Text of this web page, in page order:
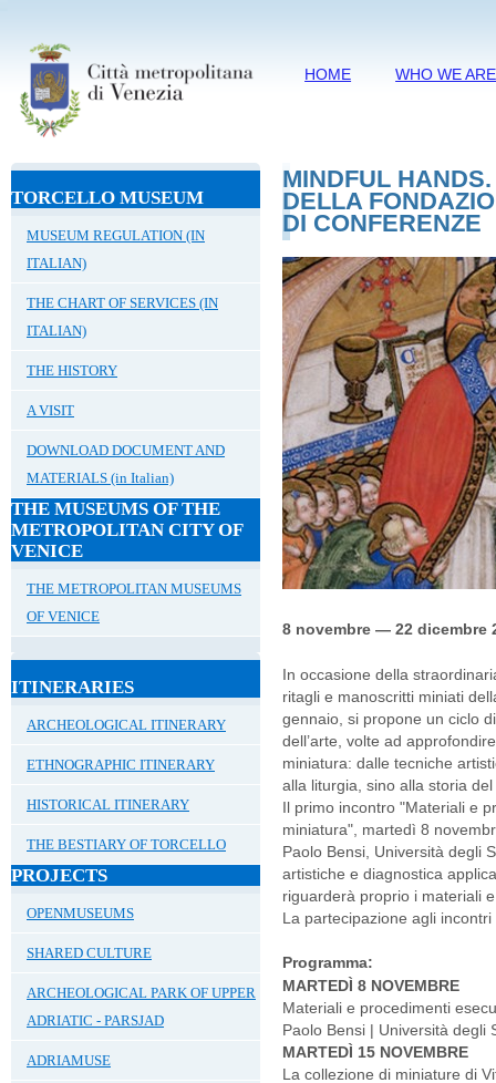
HOME WHO WE ARE
TORCELLO MUSEUM
MUSEUM REGULATION (IN
ITALIAN)
THE CHART OF SERVICES (IN
ITALIAN)
THE HISTORY
A VISIT
DOWNLOAD DOCUMENT AND
MATERIALS (in Italian)
THE MUSEUMS OF THE
METROPOLITAN CITY OF
VENICE
THE METROPOLITAN MUSEUMS
OF VENICE
ITINERARIES
ARCHEOLOGICAL ITINERARY
ETHNOGRAPHIC ITINERARY
HISTORICAL ITINERARY
THE BESTIARY OF TORCELLO
PROJECTS
OPENMUSEUMS
SHARED CULTURE
ARCHEOLOGICAL PARK OF UPPER
ADRIATIC - PARSJAD
ADRIAMUSE
MINDFUL
DELLA
DI CONFERENZE
8 novembre — 22 dicembre
In occasione della
ritagli e manoscritti miniati
gennaio, si propone un ciclo
dell’arte, volte ad
miniatura: dalle tecniche
alla liturgia, sino alla storia
Il primo incontro "Materiali e
miniatura", martedì 8
Paolo Bensi, Università degli
artistiche e diagnostica
riguarderà proprio i materiali
La partecipazione agli
Programma:
MARTEDÌ 8 NOVEMBRE
Materiali e procedimenti
Paolo Bensi | Università degli
MARTEDÌ 15 NOVEMBRE
La collezione di miniature di